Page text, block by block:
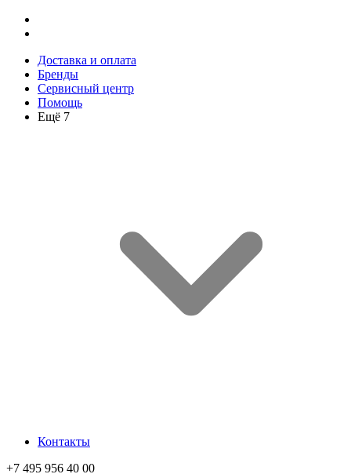
Доставка и оплата
Бренды
Сервисный центр
Помощь
Ещё 7
Контакты
+7 495 956 40 00